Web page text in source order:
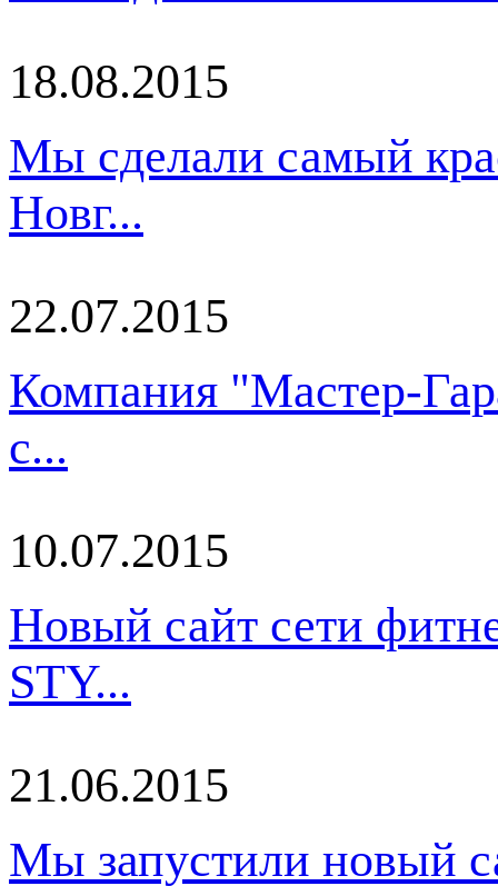
18.08.2015
Мы сделали самый
Новг...
22.07.2015
Компания "Мастер-
с...
10.07.2015
Новый сайт сети
STY...
21.06.2015
Мы запустили новый